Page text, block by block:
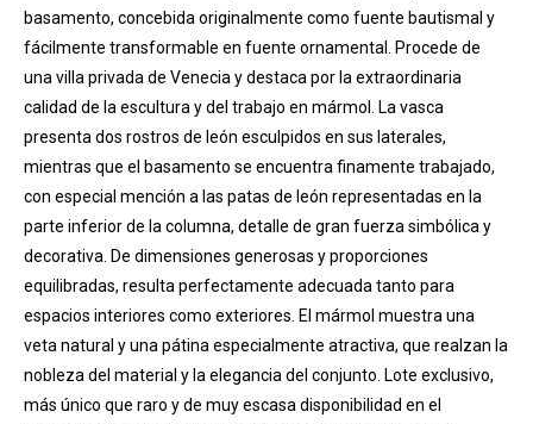
basamento, concebida originalmente como fuente bautismal y
fácilmente transformable en fuente ornamental. Procede de
una villa privada de Venecia y destaca por la extraordinaria
calidad de la escultura y del trabajo en mármol. La vasca
presenta dos rostros de león esculpidos en sus laterales,
mientras que el basamento se encuentra finamente trabajado,
con especial mención a las patas de león representadas en la
parte inferior de la columna, detalle de gran fuerza simbólica y
decorativa. De dimensiones generosas y proporciones
equilibradas, resulta perfectamente adecuada tanto para
espacios interiores como exteriores. El mármol muestra una
veta natural y una pátina especialmente atractiva, que realzan la
nobleza del material y la elegancia del conjunto. Lote exclusivo,
más único que raro y de muy escasa disponibilidad en el